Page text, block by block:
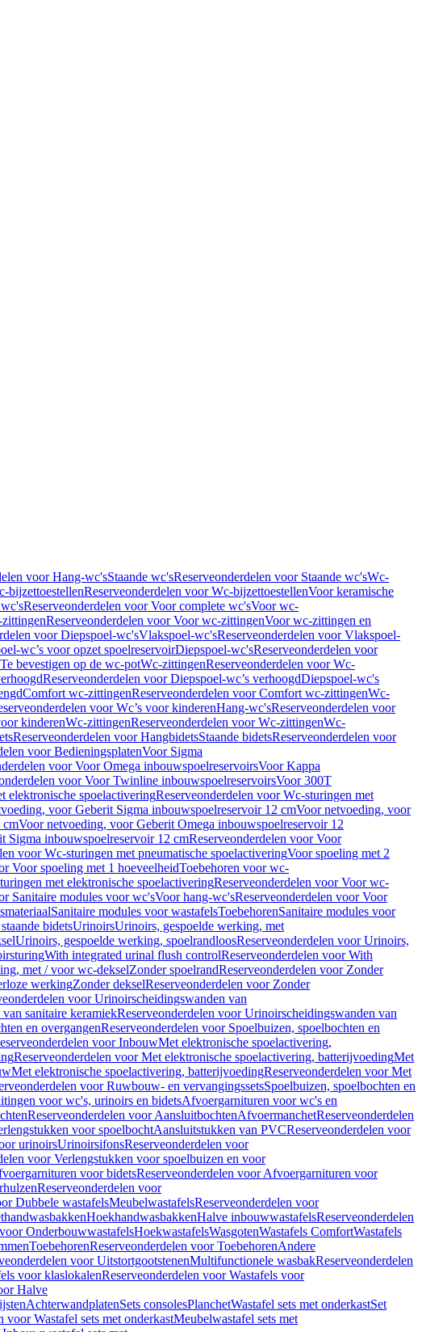
voor Hang-wc'sStaande wc'sReserveonderdelen voor Staande wc'sWc-
bijzettoestellenReserveonderdelen voor Wc-bijzettoestellenVoor keramische
Reserveonderdelen voor Voor complete wc'sVoor wc-
Reserveonderdelen voor Voor wc-zittingenVoor wc-zittingen en
voor Diepspoel-wc'sVlakspoel-wc'sReserveonderdelen voor Vlakspoel-
wc’s voor opzet spoelreservoirDiepspoel-wc'sReserveonderdelen voor
Te bevestigen op de wc-potWc-zittingenReserveonderdelen voor Wc-
Reserveonderdelen voor Diepspoel-wc’s verhoogdDiepspoel-wc's
Comfort wc-zittingenReserveonderdelen voor Comfort wc-zittingenWc-
voor Wc’s voor kinderenHang-wc'sReserveonderdelen voor
kinderenWc-zittingenReserveonderdelen voor Wc-zittingenWc-
Reserveonderdelen voor HangbidetsStaande bidetsReserveonderdelen voor
voor BedieningsplatenVoor Sigma
voor Voor Omega inbouwspoelreservoirsVoor Kappa
voor Voor Twinline inbouwspoelreservoirsVoor 300T
elektronische spoelactiveringReserveonderdelen voor Wc-sturingen met
voor Geberit Sigma inbouwspoelreservoir 12 cmVoor netvoeding, voor
cmVoor netvoeding, voor Geberit Omega inbouwspoelreservoir 12
Sigma inbouwspoelreservoir 12 cmReserveonderdelen voor Voor
voor Wc-sturingen met pneumatische spoelactiveringVoor spoeling met 2
Voor spoeling met 1 hoeveelheidToebehoren voor wc-
met elektronische spoelactiveringReserveonderdelen voor Voor wc-
Sanitaire modules voor wc'sVoor hang-wc'sReserveonderdelen voor Voor
Sanitaire modules voor wastafelsToebehorenSanitaire modules voor
bidetsUrinoirsUrinoirs, gespoelde werking, met
Urinoirs, gespoelde werking, spoelrandloosReserveonderdelen voor Urinoirs,
With integrated urinal flush controlReserveonderdelen voor With
met / voor wc-dekselZonder spoelrandReserveonderdelen voor Zonder
werkingZonder dekselReserveonderdelen voor Zonder
voor Urinoirscheidingswanden van
sanitaire keramiekReserveonderdelen voor Urinoirscheidingswanden van
en overgangenReserveonderdelen voor Spoelbuizen, spoelbochten en
voor InbouwMet elektronische spoelactivering,
Reserveonderdelen voor Met elektronische spoelactivering, batterijvoedingMet
Met elektronische spoelactivering, batterijvoedingReserveonderdelen voor Met
voor Ruwbouw- en vervangingssetsSpoelbuizen, spoelbochten en
voor wc's, urinoirs en bidetsAfvoergarnituren voor wc's en
Reserveonderdelen voor AansluitbochtenAfvoermanchetReserveonderdelen
voor spoelbochtAansluitstukken van PVCReserveonderdelen voor
urinoirsUrinoirsifonsReserveonderdelen voor
voor Verlengstukken voor spoelbuizen en voor
voor bidetsReserveonderdelen voor Afvoergarnituren voor
Reserveonderdelen voor
Dubbele wastafelsMeubelwastafelsReserveonderdelen voor
HoekhandwasbakkenHalve inbouwwastafelsReserveonderdelen
OnderbouwwastafelsHoekwastafelsWasgotenWastafels ComfortWastafels
ToebehorenReserveonderdelen voor ToebehorenAndere
voor UitstortgootstenenMultifunctionele wasbakReserveonderdelen
voor klaslokalenReserveonderdelen voor Wastafels voor
Halve
AchterwandplatenSets consolesPlanchetWastafel sets met onderkastSet
voor Wastafel sets met onderkastMeubelwastafel sets met